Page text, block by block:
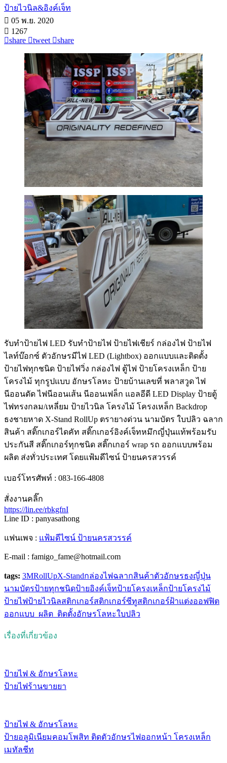
ป้ายไวนิล&อิงค์เจ็ท
05 พ.ย. 2020
1267
share
tweet share
รับทําป้ายไฟ LED รับทำป้ายไฟ ป้ายไฟเชียร์ กล่องไฟ ป้ายไฟ
ไลท์บ๊อกซ์ ตัวอักษรมีไฟ LED (Lightbox) ออกแบบและติดตั้ง
ป้ายไฟทุกชนิด ป้ายไฟวิ่ง กล่องไฟ ตู้ไฟ ป้ายโครงเหล็ก ป้าย
โครงไม้ ทุกรูปแบบ อักษรโลหะ ป้ายบ้านเลขที่ พลาสวูด ไฟ
นีออนดัด ไฟนีออนเส้น นีออนเฟล็ก แอลอีดี LED Display ป้ายตู้
ไฟทรงกลม/เหลี่ยม ป้ายไวนิล โครงไม้ โครงเหล็ก Backdrop
ธงชายหาด X-Stand RollUp ตรายางด่วน นามบัตร ใบปลิว ฉลาก
สินค้า สติ๊กเกอร์ไดคัท สติ๊กเกอร์อิงค์เจ็ทหมึกญี่ปุ่นแท้พร้อมรับ
ประกันสี สติ๊กเกอร์ทุกชนิด สติ๊กเกอร์ wrap รถ ออกแบบพร้อม
ผลิต ส่งทั่วประเทศ โดยแฟ้มดีไซน์ ป้ายนครสวรรค์
เบอร์โทรศัพท์ : 083-166-4808
สั่งงานคลิ๊ก
https://lin.ee/rbkgfnI
Line ID : panyasathong
แฟนเพจ : แฟ้มดีไซน์ ป้ายนครสวรรค์
E-mail : famigo_fame@hotmail.com
tags: 3MRollUpX-Standกล่องไฟฉลากสินค้าตัวอักษรธงญี่ปุ่น
นามบัตรป้ายทุกชนิดป้ายอิงค์เจ็ทป้ายโครงเหล็กป้ายโครงไม้
ป้ายไฟป้ายไวนิลสติกเกอร์สติกเกอร์ซีทูสติกเกอร์ฝ้าแต่งออฟฟิต
ออกแบบ_ผลิต_ติดตั้งอักษรโลหะใบปลิว
เรื่องที่เกี่ยวข้อง
ป้ายไฟ & อักษรโลหะ
ป้ายไฟร้านขายยา
ป้ายไฟ & อักษรโลหะ
ป้ายอลูมิเนียมคอมโพสิท ติดตัวอักษรไฟออกหน้า โครงเหล็ก
เมทัลชีท